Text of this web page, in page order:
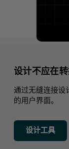
设计不应在
通过无缝连接设
的用户界面。
设计工具